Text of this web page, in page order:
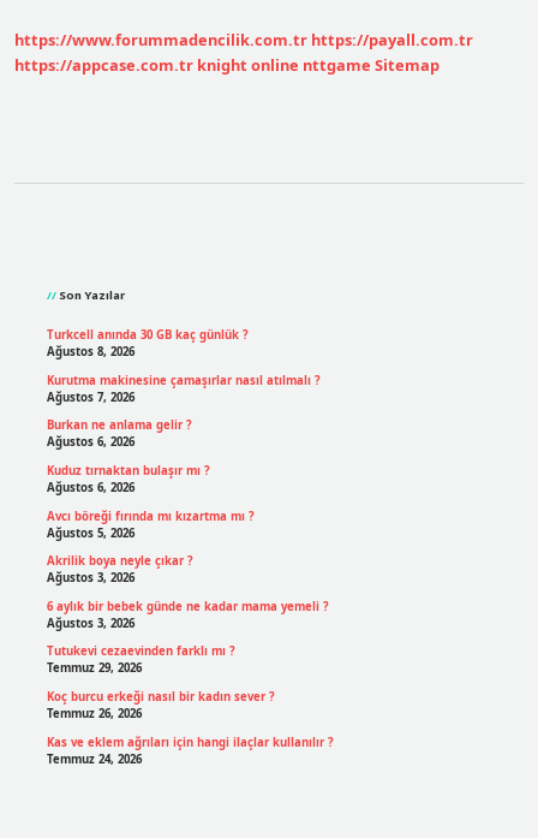
https://www.forummadencilik.com.tr https://payall.com.tr
https://appcase.com.tr knight online nttgame Sitemap
Son Yazılar
Turkcell anında 30 GB kaç günlük ?
Ağustos 8, 2026
Kurutma makinesine çamaşırlar nasıl atılmalı ?
Ağustos 7, 2026
Burkan ne anlama gelir ?
Ağustos 6, 2026
Kuduz tırnaktan bulaşır mı ?
Ağustos 6, 2026
Avcı böreği fırında mı kızartma mı ?
Ağustos 5, 2026
Akrilik boya neyle çıkar ?
Ağustos 3, 2026
6 aylık bir bebek günde ne kadar mama yemeli ?
Ağustos 3, 2026
Tutukevi cezaevinden farklı mı ?
Temmuz 29, 2026
Koç burcu erkeği nasıl bir kadın sever ?
Temmuz 26, 2026
Kas ve eklem ağrıları için hangi ilaçlar kullanılır ?
Temmuz 24, 2026